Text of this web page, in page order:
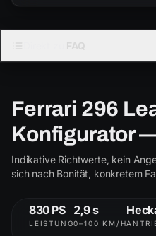
Ferrari 296
Konfigurator
Indikative Richtwerte, kein
sich nach Bonität, konkretem
296
3.0 V6 · Plug-in-Hybrid
Coupé Cabrio
296
ab € 2.800
830 PS
LEISTUNG
2,9 s
0–100 KM/H